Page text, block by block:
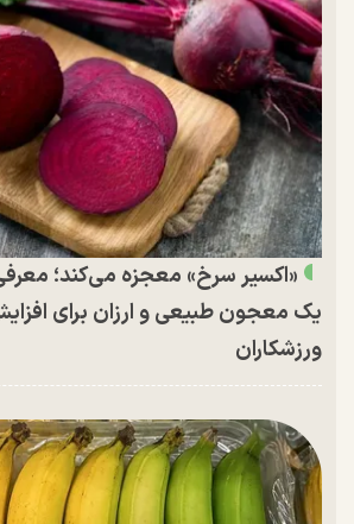
«اکسیر سرخ» معجزه می‌کند؛
یک معجون طبیعی و ارزان برای
ورزشکاران